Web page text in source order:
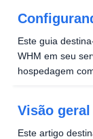
que...
remoto
Este guia
WHM em seu
hospedagem
Visão
Este artigo